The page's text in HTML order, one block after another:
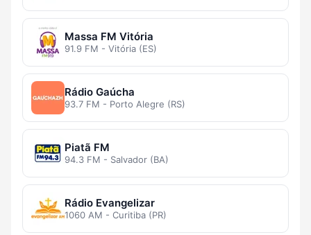
Massa FM Vitória
91.9 FM - Vitória (ES)
Rádio Gaúcha
93.7 FM - Porto Alegre (RS)
Piatã FM
94.3 FM - Salvador (BA)
Rádio Evangelizar
1060 AM - Curitiba (PR)